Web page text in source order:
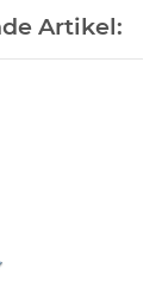
Artikel: